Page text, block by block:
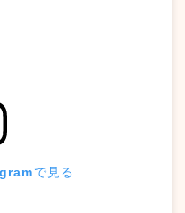
で見る